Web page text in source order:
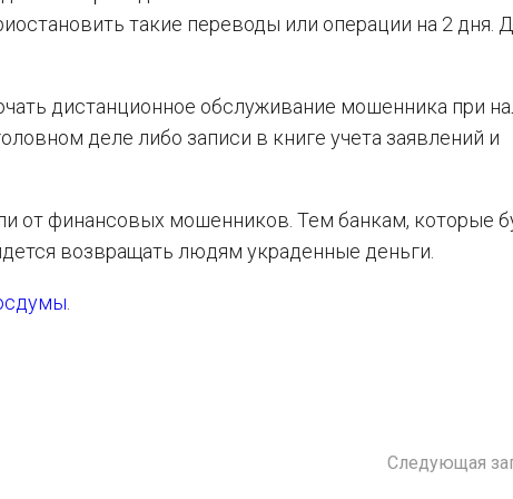
такие переводы или операции на 2 дня.
дистанционное обслуживание мошенника при
деле либо записи в книге учета заявлений и
от финансовых мошенников. Тем банкам, которые
возвращать людям украденные деньги.
Следующая